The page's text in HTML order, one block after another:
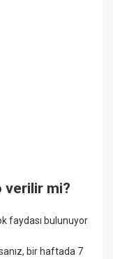
verilir mi?
faydası bulunuyor
bir haftada 7